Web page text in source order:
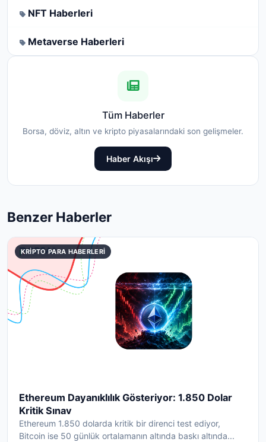
NFT Haberleri
Metaverse Haberleri
Tüm Haberler
Borsa, döviz, altın ve kripto piyasalarındaki son gelişmeler.
Haber Akışı
Benzer Haberler
KRIPTO PARA HABERLERI
Ethereum Dayanıklılık Gösteriyor: 1.850 Dolar
Kritik Sınav
Ethereum 1.850 dolarda kritik bir direnci test ediyor,
Bitcoin ise 50 günlük ortalamanın altında baskı altında...